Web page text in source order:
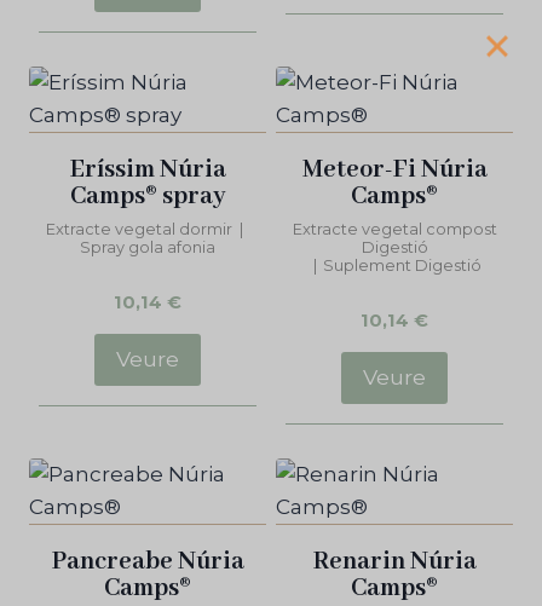
Eríssim Núria
Camps® spray
Extracte vegetal dormir
Spray gola afonia
10,14 €
Veure
Meteor-Fi Núria
Camps®
Extracte vegetal compost
Digestió
Suplement Digestió
10,14 €
Veure
Pancreabe Núria
Camps®
Renarin Núria
Camps®